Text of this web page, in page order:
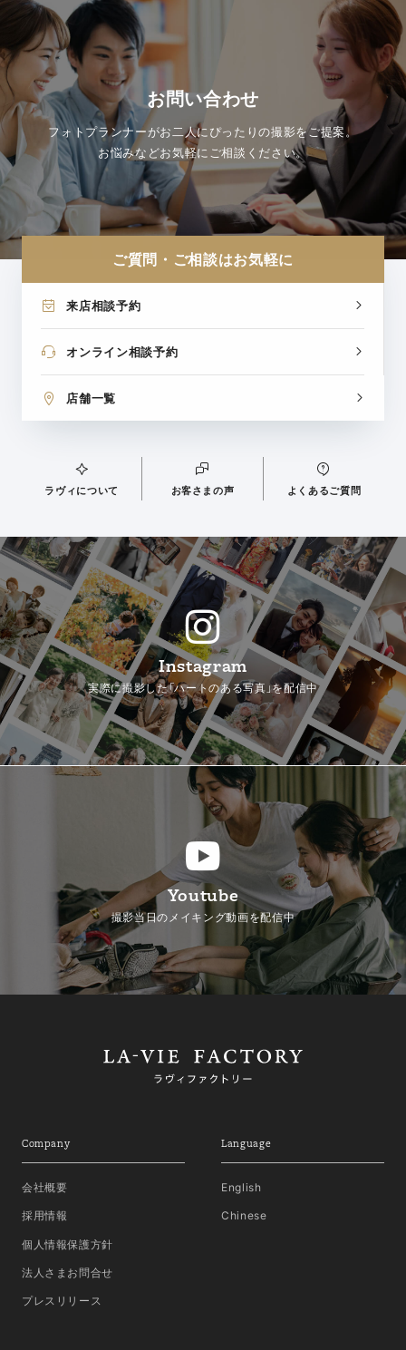
お問い合わせ
フォトプランナーがお二人にぴったりの撮影をご提案。
お悩みなどお気軽にご相談ください。
ご質問・ご相談はお気軽に
来店相談予約
オンライン相談予約
店舗一覧
ラヴィについて お客さまの声 よくあるご質問
Instagram
実際に撮影した「ハートのある写真」を配信中
Youtube
撮影当日のメイキング動画を配信中
Company
会社概要
採用情報
個人情報保護方針
法人さまお問合せ
プレスリリース
Language
English
Chinese